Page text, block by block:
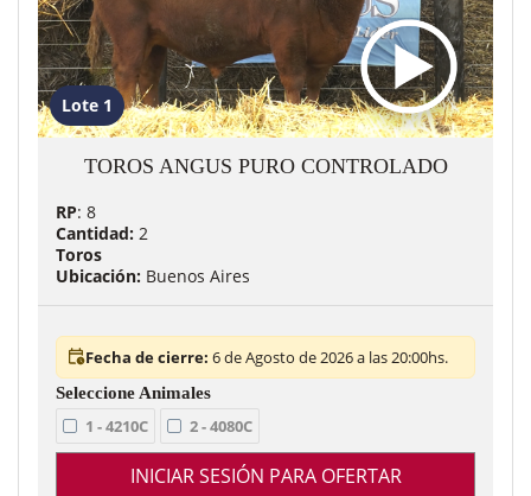
Lote 1
TOROS ANGUS PURO CONTROLADO
RP: 8
Cantidad: 2
Toros
Ubicación: Buenos Aires
Fecha de cierre: 6 de Agosto de 2026 a las 20:00hs.
1 - 4210C 2 - 4080C
INICIAR SESIÓN PARA OFERTAR